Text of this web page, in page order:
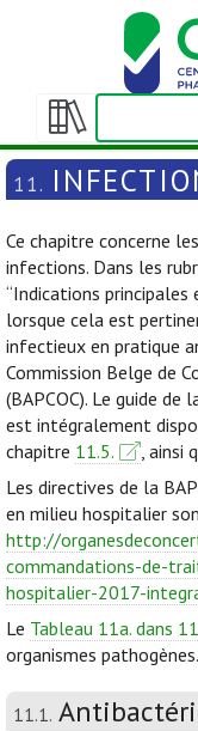
Afficher/masquer
la
table
matières
11.
Ce chapitre concerne
infections. Dans les
“Indications principales
lorsque cela est
infectieux en pratique
Commission Belge de
(BAPCOC). Le guide
est intégralement
chapitre 11.5. , ainsi
Les directives de la
en milieu hospitalier
http://
commandations-de-
hospitalier-2017-
Le Tableau 11a. dans
organismes pathogènes.
11.1.